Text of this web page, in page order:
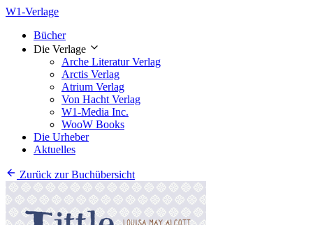
W1-Verlage
Bücher
Die Verlage
Arche Literatur Verlag
Arctis Verlag
Atrium Verlag
Von Hacht Verlag
W1-Media Inc.
WooW Books
Die Urheber
Aktuelles
Zurück zur Buchübersicht